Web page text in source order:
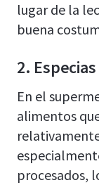
lugar de la
buena
2.
En el
alimentos
procesados,